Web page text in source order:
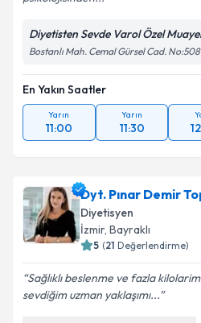
Diyetisten Sevde Varol Özel
Bostanlı Mah. Cemal Gürsel Cad. No:508
En Yakın Saatler
Yarın
11:00
Yarın
11:30
Dyt. Pınar Demir
Diyetisyen
İzmir, Bayraklı
5 (21 Değerlendirme)
Sağlıklı beslenme ve fazla
sevdiğim uzman yaklaşımı...